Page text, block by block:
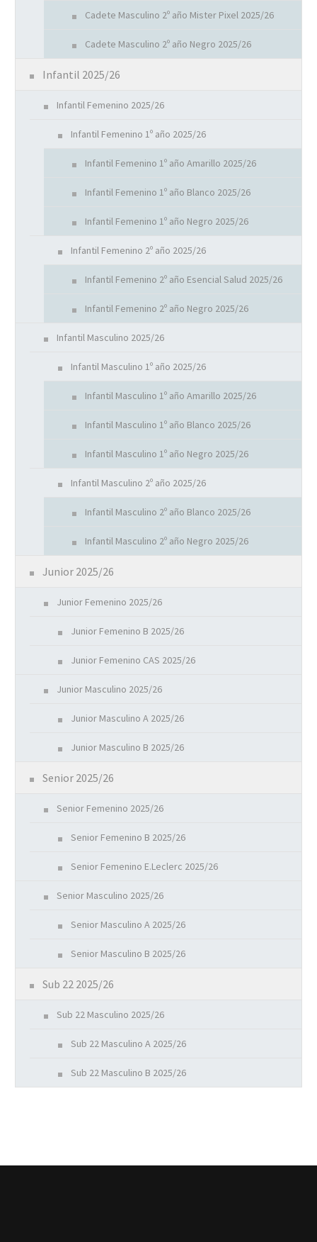
Cadete Masculino 2º año Mister Pixel 2025/26
Cadete Masculino 2º año Negro 2025/26
Infantil 2025/26
Infantil Femenino 2025/26
Infantil Femenino 1º año 2025/26
Infantil Femenino 1º año Amarillo 2025/26
Infantil Femenino 1º año Blanco 2025/26
Infantil Femenino 1º año Negro 2025/26
Infantil Femenino 2º año 2025/26
Infantil Femenino 2º año Esencial Salud 2025/26
Infantil Femenino 2º año Negro 2025/26
Infantil Masculino 2025/26
Infantil Masculino 1º año 2025/26
Infantil Masculino 1º año Amarillo 2025/26
Infantil Masculino 1º año Blanco 2025/26
Infantil Masculino 1º año Negro 2025/26
Infantil Masculino 2º año 2025/26
Infantil Masculino 2º año Blanco 2025/26
Infantil Masculino 2º año Negro 2025/26
Junior 2025/26
Junior Femenino 2025/26
Junior Femenino B 2025/26
Junior Femenino CAS 2025/26
Junior Masculino 2025/26
Junior Masculino A 2025/26
Junior Masculino B 2025/26
Senior 2025/26
Senior Femenino 2025/26
Senior Femenino B 2025/26
Senior Femenino E.Leclerc 2025/26
Senior Masculino 2025/26
Senior Masculino A 2025/26
Senior Masculino B 2025/26
Sub 22 2025/26
Sub 22 Masculino 2025/26
Sub 22 Masculino A 2025/26
Sub 22 Masculino B 2025/26